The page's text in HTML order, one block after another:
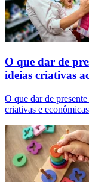
O que dar de
ideias criativas
O que dar de
criativas e